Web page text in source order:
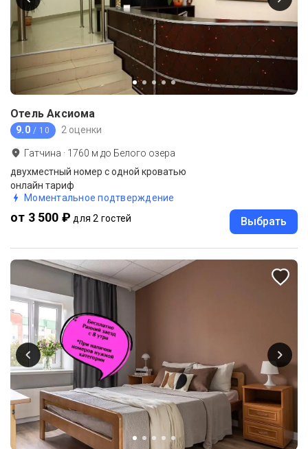
Отель Аксиома
9.0 / 10 2 оценки
Гатчина · 1760 м до Белого озера
двухместный номер с одной кроватью
онлайн тариф
Моментальное подтверждение
от 3 500 ₽ для 2 гостей Выбрать